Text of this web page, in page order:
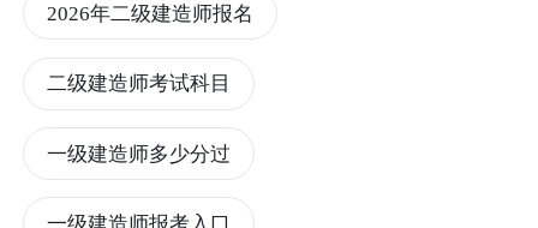
2026年二级建造师报名
二级建造师考试科目
一级建造师多少分过